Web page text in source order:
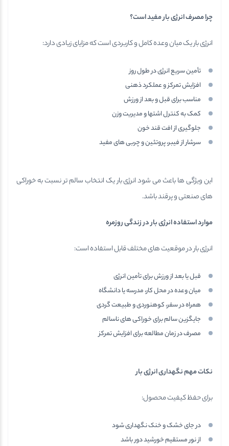
چرا مصرف انرژی بار مفید است؟
انرژی بار یک میان وعده کامل و کاربردی است که مزایای زیادی دارد:
تأمین سریع انرژی در طول روز
افزایش تمرکز و عملکرد ذهنی
مناسب برای قبل و بعد از ورزش
کمک به کنترل اشتها و مدیریت وزن
جلوگیری از افت قند خون
سرشار از فیبر، پروتئین و چربی های مفید
این ویژگی ها باعث می شود انرژی بار یک انتخاب سالم تر نسبت به خوراکی
های صنعتی و پرقند باشد.
موارد استفاده انرژی بار در زندگی روزمره
انرژی بار در موقعیت های مختلف قابل استفاده است:
قبل یا بعد از ورزش برای تأمین انرژی
میان وعده در محل کار، مدرسه یا دانشگاه
همراه در سفر، کوهنوردی و طبیعت گردی
جایگزین سالم برای خوراکی های ناسالم
مصرف در زمان مطالعه برای افزایش تمرکز
نکات مهم نگهداری انرژی بار
برای حفظ کیفیت محصول:
در جای خشک و خنک نگهداری شود
از نور مستقیم خورشید دور باشد